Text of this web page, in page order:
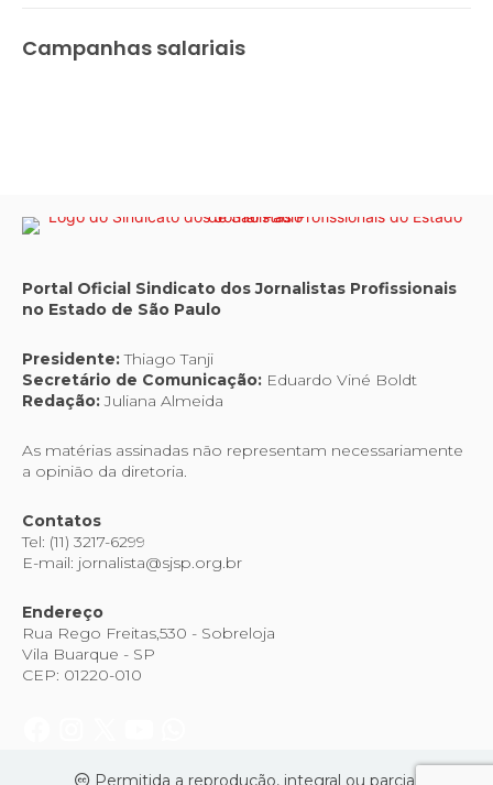
Campanhas salariais
Portal Oficial Sindicato dos Jornalistas Profissionais
no Estado de São Paulo
Presidente:Thiago Tanji
Secretário de Comunicação: Eduardo Viné Boldt
Redação:Juliana Almeida
As matérias assinadas não representam necessariamente
a opinião da diretoria.
Contatos
Tel: (11) 3217-6299
E-mail: jornalista@sjsp.org.br
Endereço
Rua Rego Freitas,530 - Sobreloja
Vila Buarque - SP
CEP: 01220-010
Permitida a reprodução, integral ou parcial